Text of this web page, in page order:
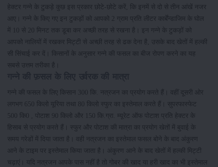
हेक्टर गन्ने के टुकड़े कुछ इस प्रकार छोटे-छोटे करें, कि इनमें से दो से तीन आंखें नजर
आए। गन्ने के किए गए इन टुकड़ों को आपको 2 ग्राम प्रति लीटर कार्बेंन्डाजिम के घोल
में 10 से 20 मिनट तक डूबा कर अच्छी तरह से रखना है। इन गन्ने के टुकड़ों को
आपको नालियों में रखकर मिट्टी से अच्छी तरह से ढक देना है, उसके बाद खेतों में हल्की
सी सिंचाई कर दें। किसानों के अनुसार गन्ने की फसल का बीज रोपण करने का यह
सबसे उत्तम तरीका है।
गन्ने की फसल के लिए किसान 300 कि. नत्रजन का प्रयोग करते हैं। वहीं दूसरी ओर
लगभग 650 किलो यूरिया तथा 80 किलो स्फुर का इस्तेमाल करते हैं। सुपरफास्फेट
500 कि0 , पोटाश 90 किलो और 150 कि.ग्रा. म्यूरेट ऑफ पोटाश प्रति हेक्टर के
हिसाब से प्रयोग करते हैं। स्फुर और पोटाश की मात्रा का प्रयोग खेतों में बुवाई के
समय गरेडों में दिया जाता है। वही नत्रजन का इस्तेमाल फसल बोने के बाद अंकुरण
आने के टाइम पर इस्तेमाल किया जाता है। अंकुरण आने के बाद खेतों में हल्की मिट्टी
चढ़ाएं। यदि नत्रजन आपके पास नहीं है तो गोबर की खाद या हरी खाद का भी इस्तेमाल